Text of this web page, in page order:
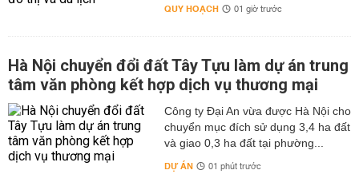
QUY HOẠCH 01 giờ trước
Hà Nội chuyển đổi đất Tây Tựu làm dự án trung
tâm văn phòng kết hợp dịch vụ thương mại
Công ty Đại An vừa được Hà Nội cho
chuyển mục đích sử dụng 3,4 ha đất
và giao 0,3 ha đất tại phường...
DỰ ÁN 01 phút trước